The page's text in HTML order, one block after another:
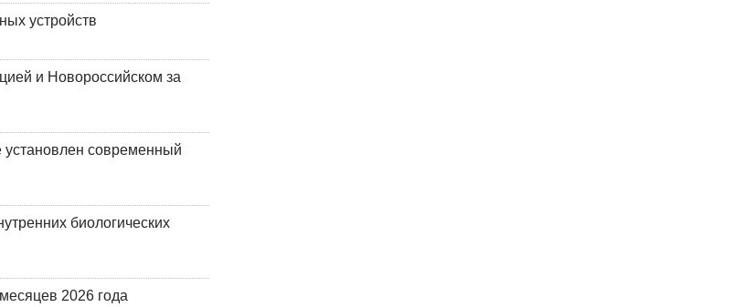
устройств
и Новороссийском за
современный
биологических
2026 года